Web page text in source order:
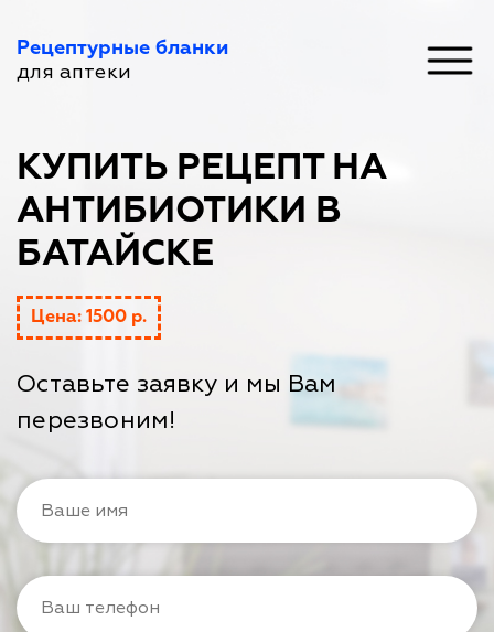
Рецептурные бланки
для аптеки
КУПИТЬ РЕЦЕПТ НА
АНТИБИОТИКИ В
БАТАЙСКЕ
Цена: 1500 р.
Оставьте заявку и мы Вам
перезвоним!